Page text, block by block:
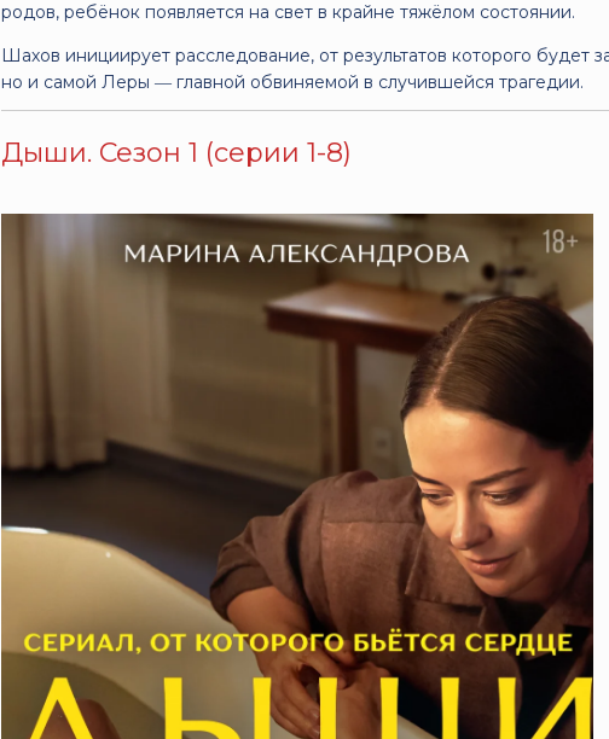
родов, ребёнок появляется на свет в крайне тяжёлом состоянии.
Шахов инициирует расследование, от результатов которого будет
но и самой Леры ― главной обвиняемой в случившейся трагедии.
Дыши. Сезон 1 (серии 1-8)